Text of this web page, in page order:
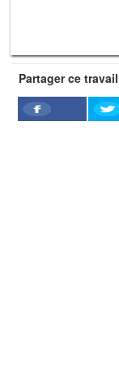
Partager ce
Facebook